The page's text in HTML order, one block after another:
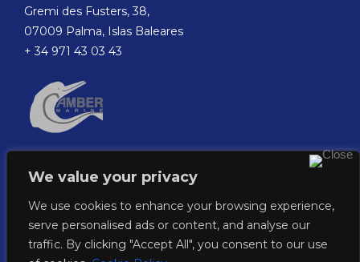
We value your privacy
We use cookies to enhance your browsing experience,
serve personalised ads or content, and analyse our
traffic. By clicking "Accept All", you consent to our use
Gremi des Fusters, 38,
07009 Palma, Islas Baleares
+ 34 971 43 03 43